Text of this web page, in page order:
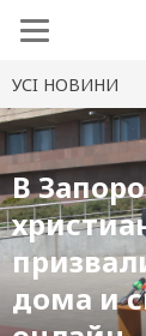
УСI НОВИНИ
В
дома и